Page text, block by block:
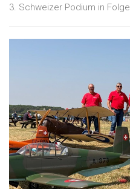
3. Schweizer Podium in Folge